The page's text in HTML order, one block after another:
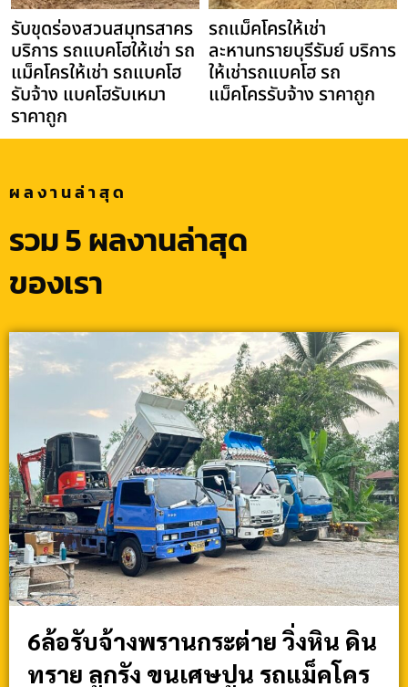
รับขุดร่องสวนสมุทรสาคร
บริการ รถแบคโฮให้เช่า รถ
แม็คโครให้เช่า รถแบคโฮ
รับจ้าง แบคโฮรับเหมา
ราคาถูก
รถแม็คโครให้เช่า
ละหานทรายบุรีรัมย์ บริการ
ให้เช่ารถแบคโฮ รถ
แม็คโครรับจ้าง ราคาถูก
ผลงานล่าสุด
รวม 5 ผลงานล่าสุด
ของเรา
6ล้อรับจ้างพรานกระต่าย วิ่งหิน ดิน
ทราย ลูกรัง ขนเศษปูน รถแม็คโคร